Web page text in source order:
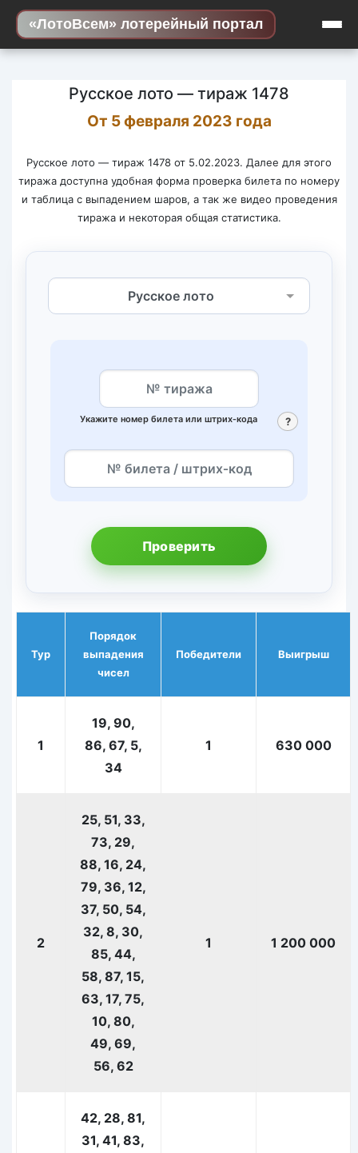
Skip to content
«ЛотоВсем» лотерейный портал
Русское лото — тираж 1478
От 5 февраля 2023 года
Русское лото — тираж 1478 от 5.02.2023. Далее для этого
тиража доступна удобная форма проверка билета по номеру
и таблица с выпадением шаров, а так же видео проведения
тиража и некоторая общая статистика.
Выберите лотерею
Укажите номер билета или штрих‑кода ?
Проверить
Тур
Порядок
выпадения
чисел
Победители Выигрыш
1
19, 90,
86, 67, 5,
34
1 630 000
2
25, 51, 33,
73, 29,
88, 16, 24,
79, 36, 12,
37, 50, 54,
32, 8, 30,
85, 44,
58, 87, 15,
63, 17, 75,
10, 80,
49, 69,
56, 62
1 1 200 000
42, 28, 81,
31, 41, 83,